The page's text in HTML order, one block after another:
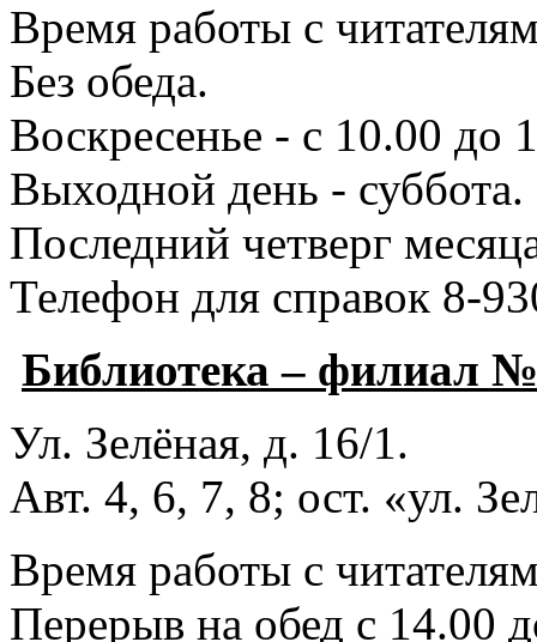
Время работы с
Без обеда.
Воскресенье - с 10.00 до
Выходной день - суббота.
Последний четверг
Телефон для справок 8-
Библиотека – филиал
Ул. Зелёная, д. 16/1.
Авт. 4, 6, 7, 8; ост. «ул.
Время работы с
Перерыв на обед с 14.00